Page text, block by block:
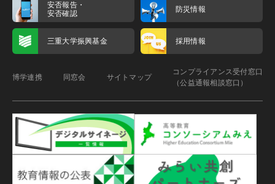
安否報告・
安否確認
防災情報
三重大学振興基金 採用情報
博学連携 同窓会 サイトマップ
コンプライアンス受付窓口
（公益通報相談窓口）